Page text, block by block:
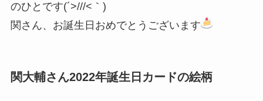
のひとです(´>///<｀)
関さん、お誕生日おめでとうございます
関大輔さん2022年誕生日カードの絵柄